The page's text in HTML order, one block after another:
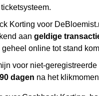
Korting voor
aan geldige
online tot stand
voor niet-
90 dagen na het